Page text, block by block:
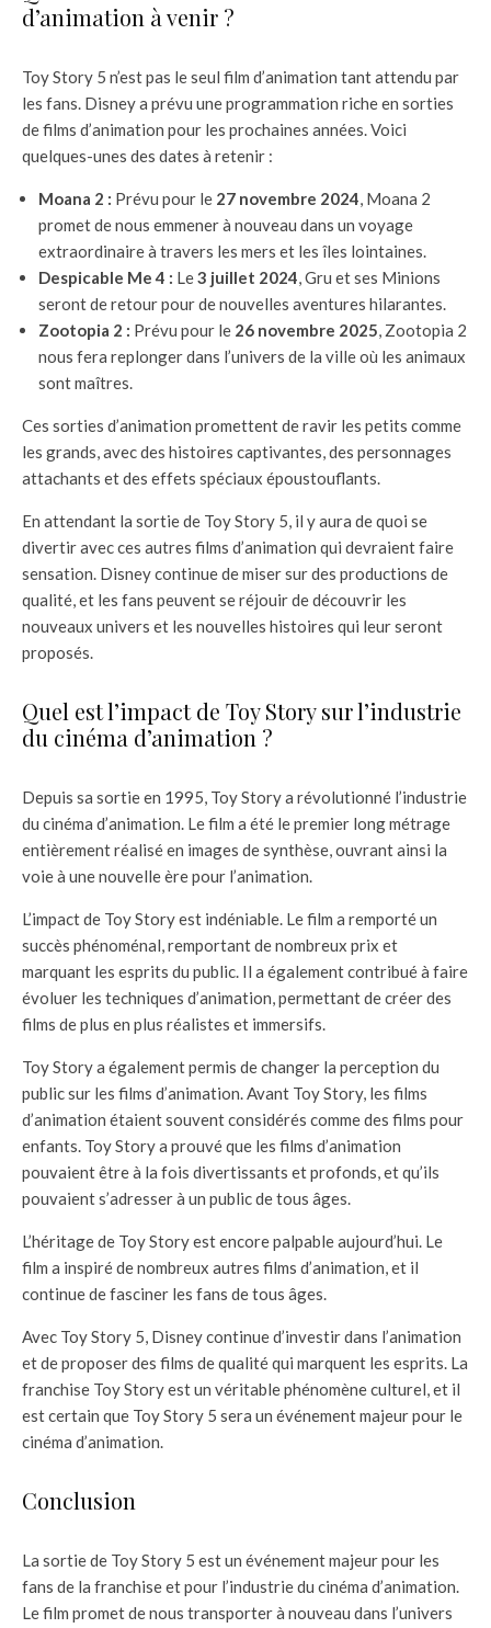
d’animation à venir ?
Toy Story 5 n’est pas le seul film d’animation tant attendu par
les fans. Disney a prévu une programmation riche en sorties
de films d’animation pour les prochaines années. Voici
quelques-unes des dates à retenir :
Moana 2 : Prévu pour le 27 novembre 2024, Moana 2
promet de nous emmener à nouveau dans un voyage
extraordinaire à travers les mers et les îles lointaines.
Despicable Me 4 : Le3 juillet 2024, Gru et ses Minions
seront de retour pour de nouvelles aventures hilarantes.
Zootopia 2 : Prévu pour le 26 novembre 2025, Zootopia 2
nous fera replonger dans l’univers de la ville où les animaux
sont maîtres.
Ces sorties d’animation promettent de ravir les petits comme
les grands, avec des histoires captivantes, des personnages
attachants et des effets spéciaux époustouflants.
En attendant la sortie de Toy Story 5, il y aura de quoi se
divertir avec ces autres films d’animation qui devraient faire
sensation. Disney continue de miser sur des productions de
qualité, et les fans peuvent se réjouir de découvrir les
nouveaux univers et les nouvelles histoires qui leur seront
proposés.
Quel est l’impact de Toy Story sur l’industrie
du cinéma d’animation ?
Depuis sa sortie en 1995, Toy Story a révolutionné l’industrie
du cinéma d’animation. Le film a été le premier long métrage
entièrement réalisé en images de synthèse, ouvrant ainsi la
voie à une nouvelle ère pour l’animation.
L’impact de Toy Story est indéniable. Le film a remporté un
succès phénoménal, remportant de nombreux prix et
marquant les esprits du public. Il a également contribué à faire
évoluer les techniques d’animation, permettant de créer des
films de plus en plus réalistes et immersifs.
Toy Story a également permis de changer la perception du
public sur les films d’animation. Avant Toy Story, les films
d’animation étaient souvent considérés comme des films pour
enfants. Toy Story a prouvé que les films d’animation
pouvaient être à la fois divertissants et profonds, et qu’ils
pouvaient s’adresser à un public de tous âges.
L’héritage de Toy Story est encore palpable aujourd’hui. Le
film a inspiré de nombreux autres films d’animation, et il
continue de fasciner les fans de tous âges.
Avec Toy Story 5, Disney continue d’investir dans l’animation
et de proposer des films de qualité qui marquent les esprits. La
franchise Toy Story est un véritable phénomène culturel, et il
est certain que Toy Story 5 sera un événement majeur pour le
cinéma d’animation.
Conclusion
La sortie de Toy Story 5 est un événement majeur pour les
fans de la franchise et pour l’industrie du cinéma d’animation.
Le film promet de nous transporter à nouveau dans l’univers